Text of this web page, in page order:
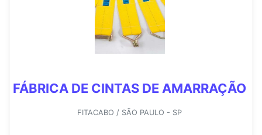
FÁBRICA DE CINTAS DE AMARRAÇÃO
FITACABO / SÃO PAULO - SP